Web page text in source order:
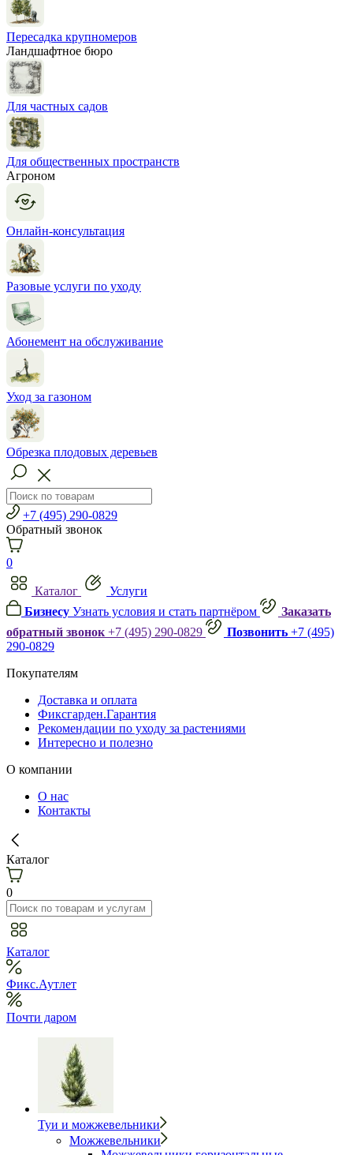
Пересадка крупномеров
Ландшафтное бюро
Для частных садов
Для общественных пространств
Агроном
Онлайн-консультация
Разовые услуги по уходу
Абонемент на обслуживание
Уход за газоном
Обрезка плодовых деревьев
+7 (495) 290-0829
Обратный звонок
0
Каталог
Услуги
Бизнесу Узнать условия и стать партнёром
Заказать
обратный звонок +7 (495) 290-0829 Позвонить +7 (495)
290-0829
Покупателям
Доставка и оплата
Фиксгарден.Гарантия
Рекомендации по уходу за растениями
Интересно и полезно
О компании
О нас
Контакты
Каталог
0
Каталог
Фикс.Аутлет
Почти даром
Туи и можжевельники
Можжевельники